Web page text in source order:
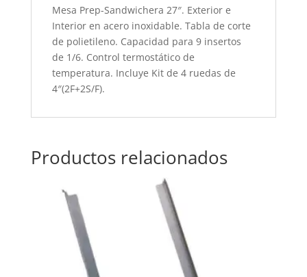
Mesa Prep-Sandwichera 27″. Exterior e
Interior en acero inoxidable. Tabla de corte
de polietileno. Capacidad para 9 insertos
de 1/6. Control termostático de
temperatura. Incluye Kit de 4 ruedas de
4″(2F+2S/F).
Productos relacionados